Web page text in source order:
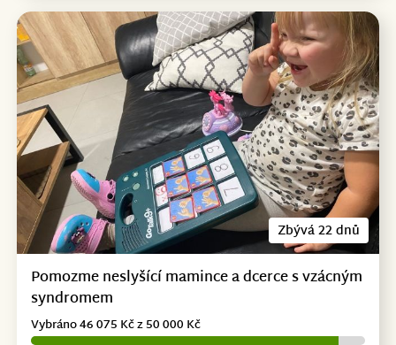
Zbývá 22 dnů
Pomozme neslyšící mamince a dcerce s vzácným
syndromem
Vybráno 46 075 Kč z 50 000 Kč